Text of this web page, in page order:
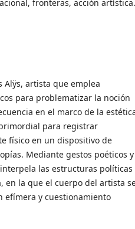
fronteras, acción artística.
Alÿs, artista que emplea
para problematizar la noción
en el marco de la
para registrar
físico en un dispositivo de
Mediante gestos poéticos y
las estructuras políticas
en la que el cuerpo del artista
efímera y cuestionamiento